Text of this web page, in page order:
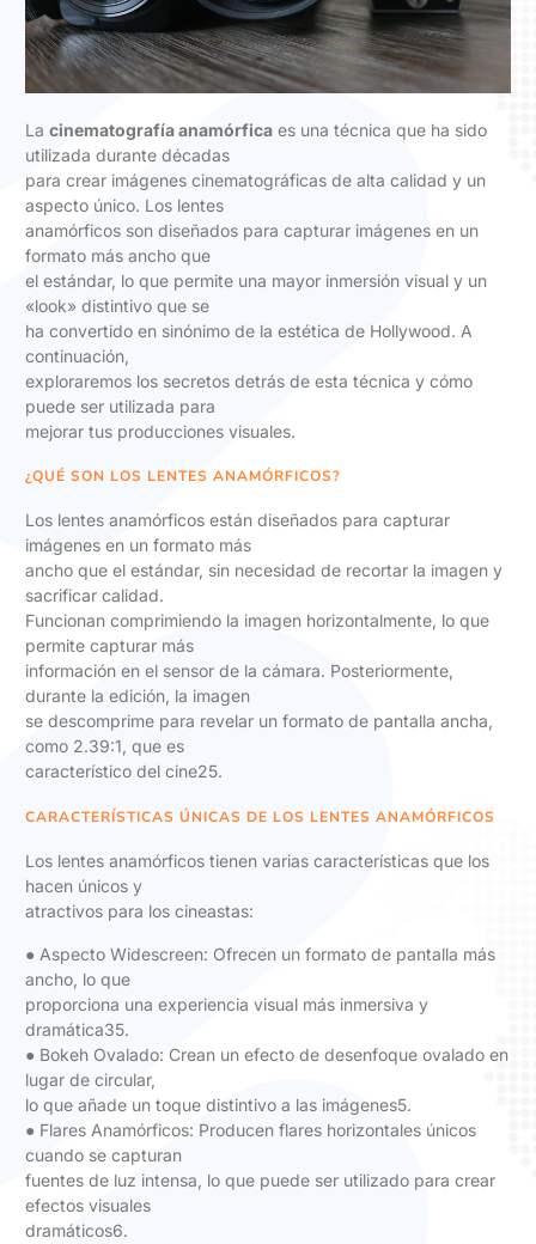
La cinematografía anamórfica es una técnica que ha sido
utilizada durante décadas
para crear imágenes cinematográficas de alta calidad y un
aspecto único. Los lentes
anamórficos son diseñados para capturar imágenes en un
formato más ancho que
el estándar, lo que permite una mayor inmersión visual y un
«look» distintivo que se
ha convertido en sinónimo de la estética de Hollywood. A
continuación,
exploraremos los secretos detrás de esta técnica y cómo
puede ser utilizada para
mejorar tus producciones visuales.
¿QUÉ SON LOS LENTES ANAMÓRFICOS?
Los lentes anamórficos están diseñados para capturar
imágenes en un formato más
ancho que el estándar, sin necesidad de recortar la imagen y
sacrificar calidad.
Funcionan comprimiendo la imagen horizontalmente, lo que
permite capturar más
información en el sensor de la cámara. Posteriormente,
durante la edición, la imagen
se descomprime para revelar un formato de pantalla ancha,
como 2.39:1, que es
característico del cine25.
CARACTERÍSTICAS ÚNICAS DE LOS LENTES ANAMÓRFICOS
Los lentes anamórficos tienen varias características que los
hacen únicos y
atractivos para los cineastas:
● Aspecto Widescreen: Ofrecen un formato de pantalla más
ancho, lo que
proporciona una experiencia visual más inmersiva y
dramática35.
● Bokeh Ovalado: Crean un efecto de desenfoque ovalado en
lugar de circular,
lo que añade un toque distintivo a las imágenes5.
● Flares Anamórficos: Producen flares horizontales únicos
cuando se capturan
fuentes de luz intensa, lo que puede ser utilizado para crear
efectos visuales
dramáticos6.